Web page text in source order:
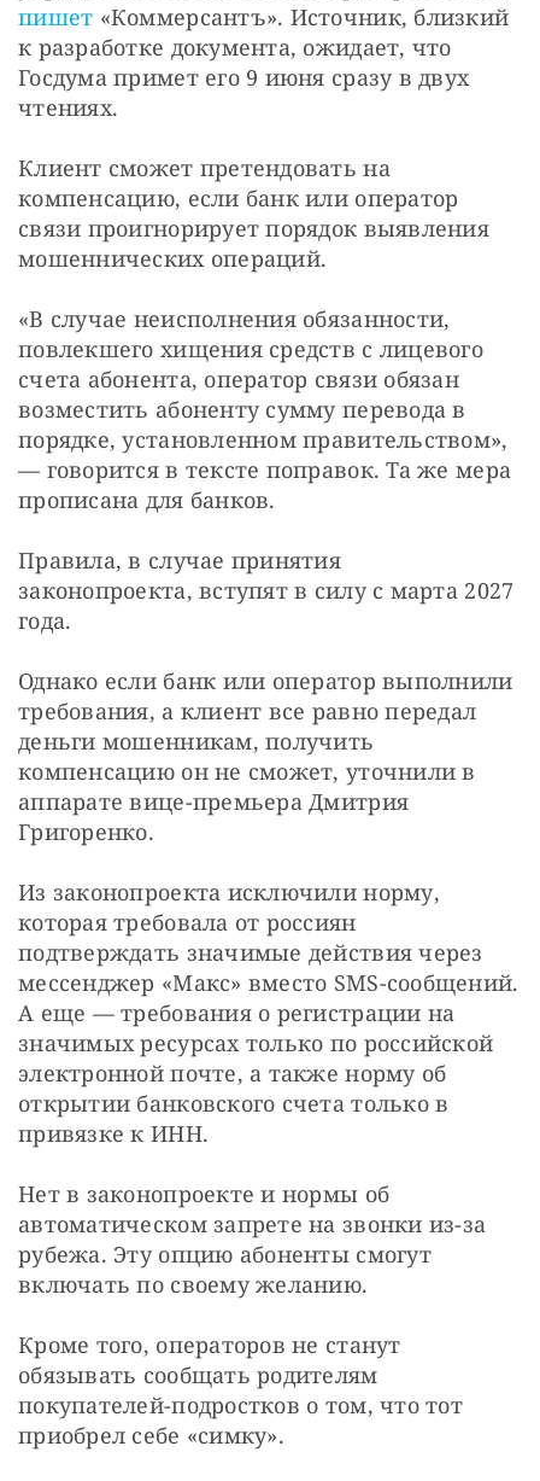
пишет «Коммерсантъ». Источник, близкий
к разработке документа, ожидает, что
Госдума примет его 9 июня сразу в двух
чтениях.
Клиент сможет претендовать на
компенсацию, если банк или оператор
связи проигнорирует порядок выявления
мошеннических операций.
«В случае неисполнения обязанности,
повлекшего хищения средств с лицевого
счета абонента, оператор связи обязан
возместить абоненту сумму перевода в
порядке, установленном правительством»,
— говорится в тексте поправок. Та же мера
прописана для банков.
Правила, в случае принятия
законопроекта, вступят в силу с марта 2027
года.
Однако если банк или оператор выполнили
требования, а клиент все равно передал
деньги мошенникам, получить
компенсацию он не сможет, уточнили в
аппарате вице-премьера Дмитрия
Григоренко.
Из законопроекта исключили норму,
которая требовала от россиян
подтверждать значимые действия через
мессенджер «Макс» вместо SMS-сообщений.
А еще — требования о регистрации на
значимых ресурсах только по российской
электронной почте, а также норму об
открытии банковского счета только в
привязке к ИНН.
Нет в законопроекте и нормы об
автоматическом запрете на звонки из-за
рубежа. Эту опцию абоненты смогут
включать по своему желанию.
Кроме того, операторов не станут
обязывать сообщать родителям
покупателей-подростков о том, что тот
приобрел себе «симку».